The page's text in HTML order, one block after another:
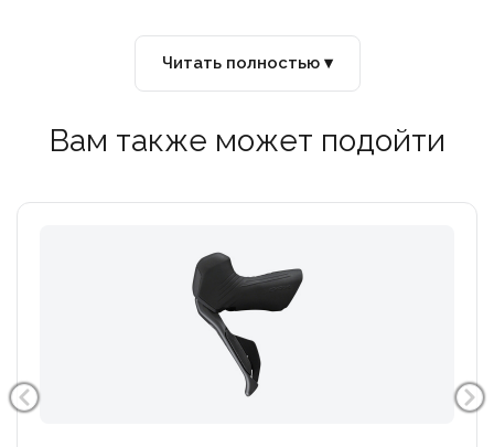
Читать полностью ▾
Вам также может подойти